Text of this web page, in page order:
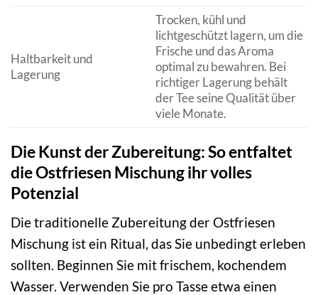
Haltbarkeit und
Lagerung
Trocken, kühl und
lichtgeschützt lagern, um die
Frische und das Aroma
optimal zu bewahren. Bei
richtiger Lagerung behält
der Tee seine Qualität über
viele Monate.
Die Kunst der Zubereitung: So entfaltet
die Ostfriesen Mischung ihr volles
Potenzial
Die traditionelle Zubereitung der Ostfriesen
Mischung ist ein Ritual, das Sie unbedingt erleben
sollten. Beginnen Sie mit frischem, kochendem
Wasser. Verwenden Sie pro Tasse etwa einen